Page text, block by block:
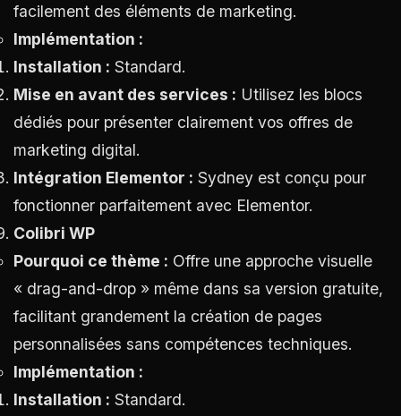
facilement des éléments de marketing.
Implémentation :
Installation : Standard.
Mise en avant des services : Utilisez les blocs
dédiés pour présenter clairement vos offres de
marketing digital.
Intégration Elementor : Sydney est conçu pour
fonctionner parfaitement avec Elementor.
Colibri WP
Pourquoi ce thème : Offre une approche visuelle
« drag-and-drop » même dans sa version gratuite,
facilitant grandement la création de pages
personnalisées sans compétences techniques.
Implémentation :
Installation : Standard.